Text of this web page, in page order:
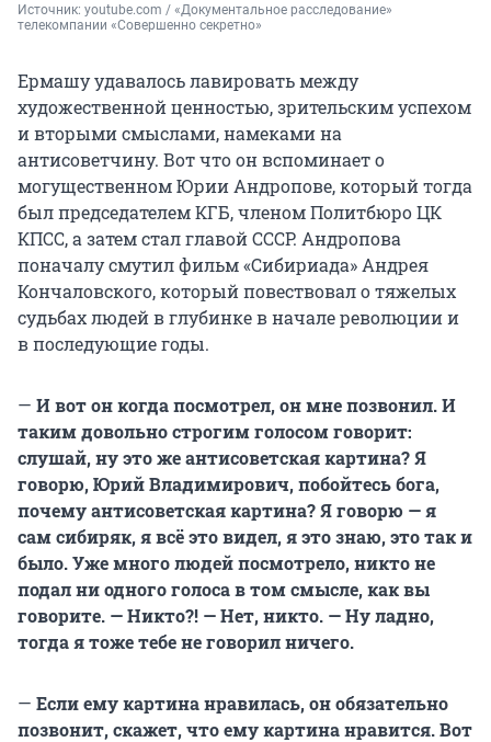
Источник: youtube.com / «Документальное расследование»
телекомпании «Совершенно секретно»
Ермашу удавалось лавировать между
художественной ценностью, зрительским успехом
и вторыми смыслами, намеками на
антисоветчину. Вот что он вспоминает о
могущественном Юрии Андропове, который тогда
был председателем КГБ, членом Политбюро ЦК
КПСС, а затем стал главой СССР. Андропова
поначалу смутил фильм «Сибириада» Андрея
Кончаловского, который повествовал о тяжелых
судьбах людей в глубинке в начале революции и
в последующие годы.
— И вот он когда посмотрел, он мне позвонил. И
таким довольно строгим голосом говорит:
слушай, ну это же антисоветская картина? Я
говорю, Юрий Владимирович, побойтесь бога,
почему антисоветская картина? Я говорю — я
сам сибиряк, я всё это видел, я это знаю, это так и
было. Уже много людей посмотрело, никто не
подал ни одного голоса в том смысле, как вы
говорите. — Никто?! — Нет, никто. — Ну ладно,
тогда я тоже тебе не говорил ничего.
— Если ему картина нравилась, он обязательно
позвонит, скажет, что ему картина нравится. Вот